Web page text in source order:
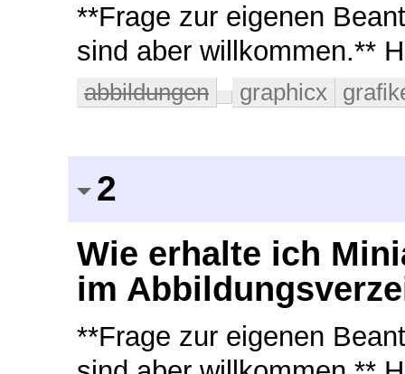
**Frage zur eigenen
sind aber willkommen.**
abbildungen graphicx
2
Wie erhalte ich
im
**Frage zur eigenen